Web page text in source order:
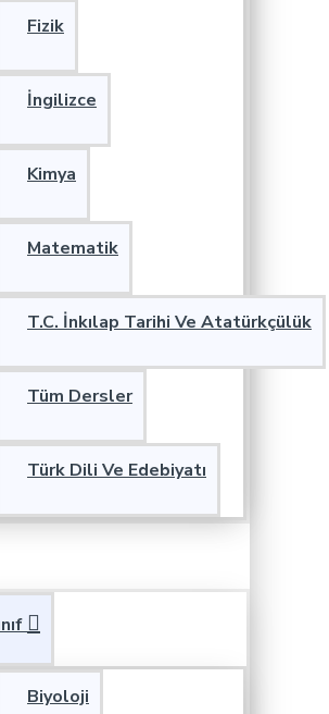
Fizik
İngilizce
Kimya
Matematik
T.C. İnkılap Tarihi Ve Atatürkçülük
Tüm Dersler
Türk Dili Ve Edebiyatı
Biyoloji